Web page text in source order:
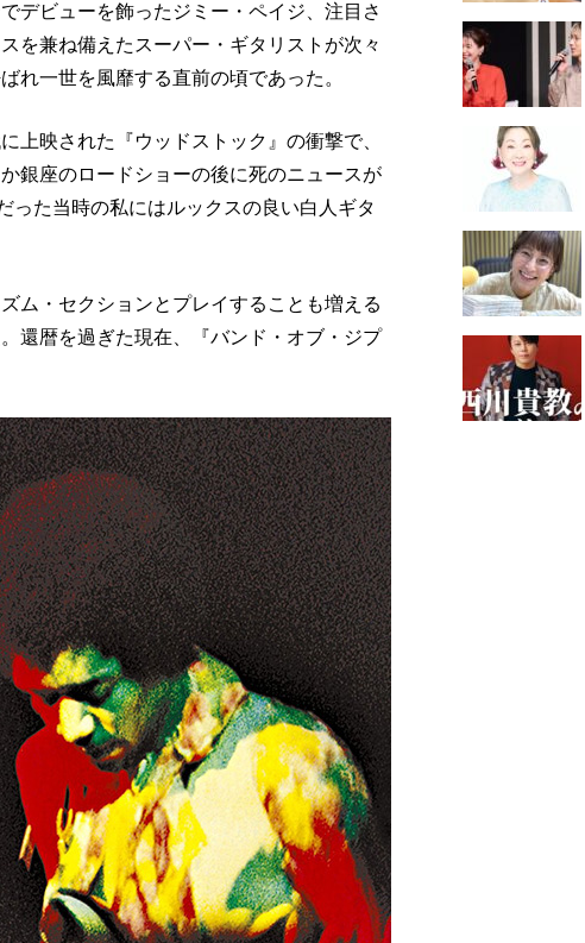
デビューを飾ったジミー・ペイジ、注目さ
を兼ね備えたスーパー・ギタリストが次々
れ一世を風靡する直前の頃であった。
上映された『ウッドストック』の衝撃で、
銀座のロードショーの後に死のニュースが
った当時の私にはルックスの良い白人ギタ
ム・セクションとプレイすることも増える
還暦を過ぎた現在、『バンド・オブ・ジプ